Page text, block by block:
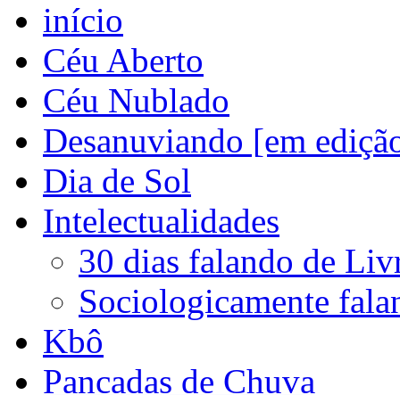
início
Céu Aberto
Céu Nublado
Desanuviando [em
Dia de Sol
Intelectualidades
30 dias falando de
Sociologicamente
Kbô
Pancadas de Chuva